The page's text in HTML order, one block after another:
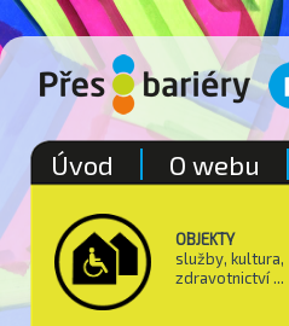
OBJEKTY
služby, kultura,
zdravotnictví ...
Úvod O webu